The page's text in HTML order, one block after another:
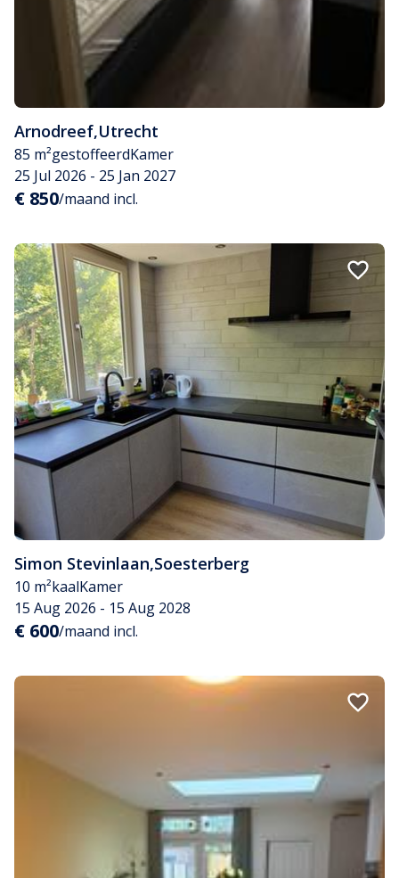
Arnodreef,Utrecht
85 m²gestoffeerdKamer
25 Jul 2026 - 25 Jan 2027
€ 850/maand incl.
Simon Stevinlaan,Soesterberg
10 m²kaalKamer
15 Aug 2026 - 15 Aug 2028
€ 600/maand incl.